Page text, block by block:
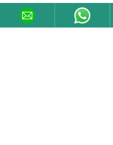
Измерение сопротивления
нагрузки